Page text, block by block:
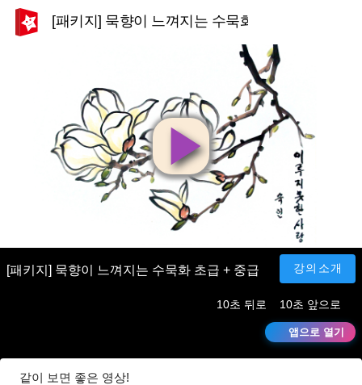
[패키지] 묵향이 느껴지는 수묵화 초급 + 중급
영
상
재
생
[패키지] 묵향이 느껴지는 수묵화 초급 + 중급 강의소개
10초 뒤로 10초 앞으로
앱으로 열기
같이 보면 좋은 영상!